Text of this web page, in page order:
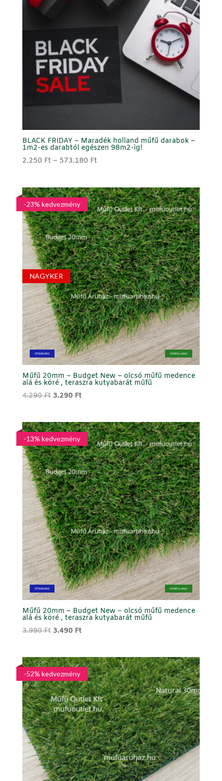
BLACK FRIDAY – Maradék holland műfű darabok –
1m2-es darabtól egészen 98m2-ig!
2.250 Ft – 573.180 FtÁrtartomány:
573.180 Ft
NAGYKER
STANDARD NYÁRI (sötét)
-23% kedvezmény
Műfű 20mm – Budget New – olcsó műfű medence
alá és köré , teraszra kutyabarát műfű
4.290Ft Original
4.290 Ft.
3.290 FtCurrent
3.290 Ft.
STANDARD NYÁRI (sötét)
-13% kedvezmény
Műfű 20mm – Budget New – olcsó műfű medence
alá és köré , teraszra kutyabarát műfű
3.990Ft Original
3.990 Ft.
3.490 FtCurrent
3.490 Ft.
-52% kedvezmény